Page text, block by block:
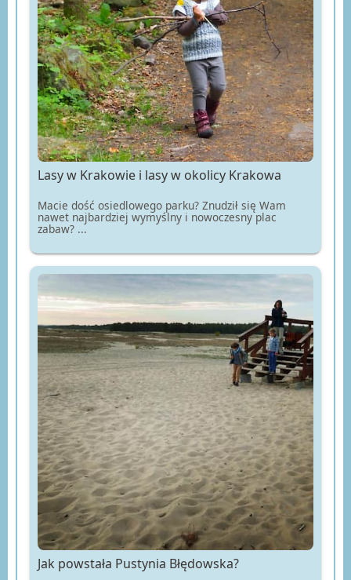
Lasy w Krakowie i lasy w okolicy Krakowa
Macie dość osiedlowego parku? Znudził się Wam
nawet najbardziej wymyślny i nowoczesny plac
zabaw? ...
Jak powstała Pustynia Błędowska?